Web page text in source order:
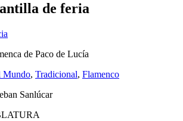
de feria
de Paco de Lucía
Mundo, Tradicional, Flamenco
Sanlúcar